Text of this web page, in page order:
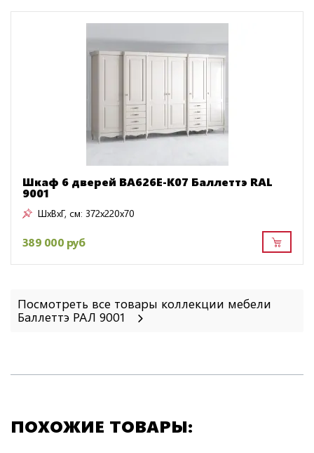
Шкаф 6 дверей BA626E-K07 Баллеттэ RAL
9001
ШxВxГ, см: 372x220x70
389 000 руб
Посмотреть все товары коллекции мебели
Баллеттэ РАЛ 9001
ПОХОЖИЕ ТОВАРЫ: